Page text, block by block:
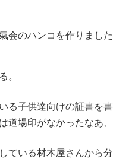
会のハンコを作りました
。
る子供達向けの証書を
道場印がなかったなあ
ている材木屋さんから